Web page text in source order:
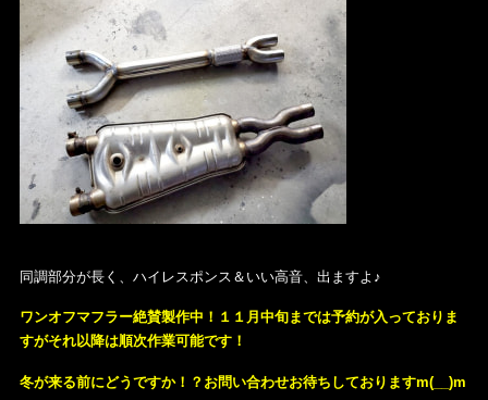
同調部分が長く、ハイレスポンス＆いい高音、出ますよ♪
ワンオフマフラー絶賛製作中！１１月中旬までは予約が入っておりま
すがそれ以降は順次作業可能です！
冬が来る前にどうですか！？お問い合わせお待ちしておりますm(__)m